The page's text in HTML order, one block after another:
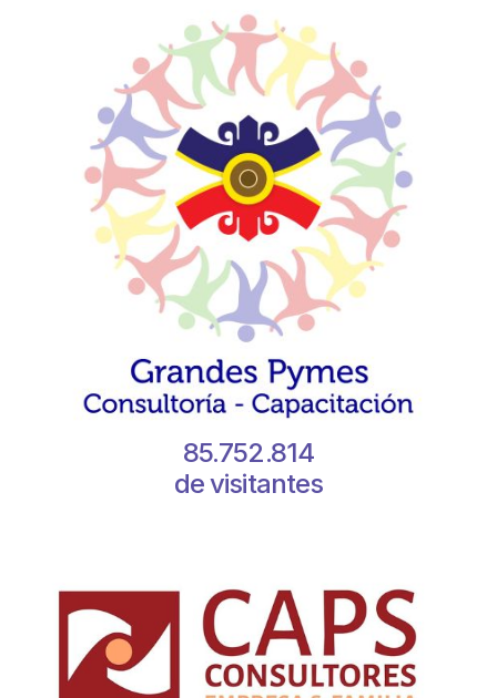
85.752.814
de visitantes